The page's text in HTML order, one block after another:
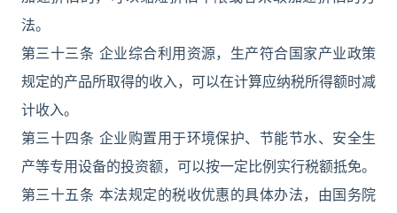
法。
第三十三条 企业综合利用资源，生产符合国家产业政策
规定的产品所取得的收入，可以在计算应纳税所得额时减
计收入。
第三十四条 企业购置用于环境保护、节能节水、安全生
产等专用设备的投资额，可以按一定比例实行税额抵免。
第三十五条 本法规定的税收优惠的具体办法，由国务院